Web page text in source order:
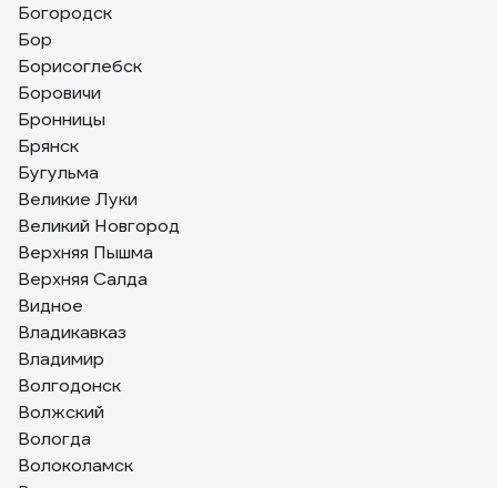
Богородск
Бор
Борисоглебск
Боровичи
Бронницы
Брянск
Бугульма
Великие Луки
Великий Новгород
Верхняя Пышма
Верхняя Салда
Видное
Владикавказ
Владимир
Волгодонск
Волжский
Вологда
Волоколамск